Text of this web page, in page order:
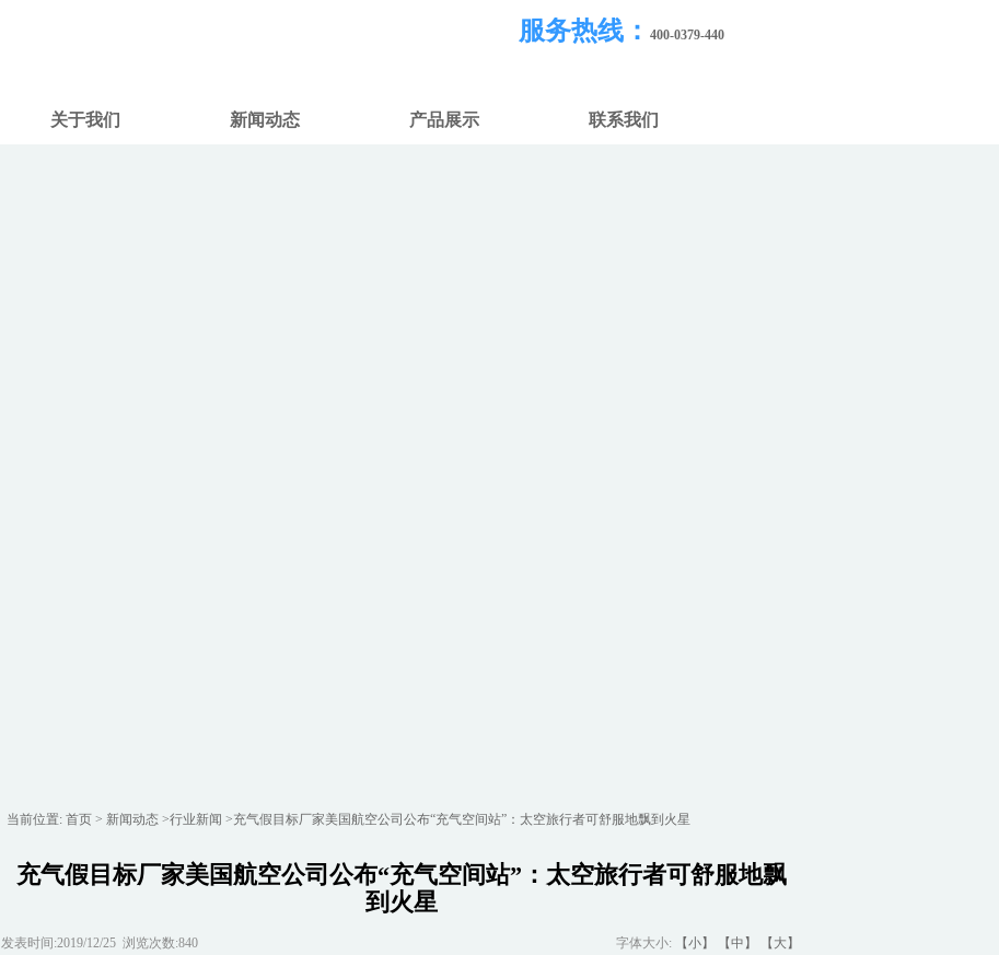
关于我们 新闻动态 产品展示 联系我们
服务热线： 400-0379-440
当前位置: 首页 > 新闻动态 >行业新闻 >充气假目标厂家美国航空公司公布“充气空间站”：太空旅行者可舒服地飘到火星
充气假目标厂家美国航空公司公布“充气空间站”：太空旅行者可舒服地飘
到火星
发表时间:2019/12/25 浏览次数:840 字体大小: 【小】 【中】 【大】